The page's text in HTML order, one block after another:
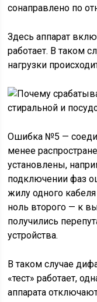
сонаправлено по
Здесь аппарат
работает. В таком
нагрузки
Ошибка №5 —
менее
установлены,
подключении фаз
жилу одного
ноль второго — к
получились
устройства.
В таком случае
«тест» работает,
аппарата